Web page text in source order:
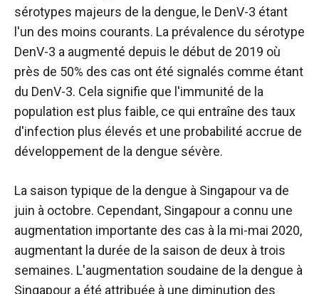
sérotypes majeurs de la dengue, le DenV-3 étant
l'un des moins courants. La prévalence du sérotype
DenV-3 a augmenté depuis le début de 2019 où
près de 50% des cas ont été signalés comme étant
du DenV-3. Cela signifie que l'immunité de la
population est plus faible, ce qui entraîne des taux
d'infection plus élevés et une probabilité accrue de
développement de la dengue sévère.
La saison typique de la dengue à Singapour va de
juin à octobre. Cependant, Singapour a connu une
augmentation importante des cas à la mi-mai 2020,
augmentant la durée de la saison de deux à trois
semaines. L'augmentation soudaine de la dengue à
Singapour a été attribuée à une diminution des